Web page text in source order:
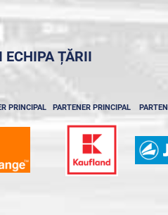
ECHIPA ȚĂRII
PRINCIPAL PARTENER PRINCIPAL